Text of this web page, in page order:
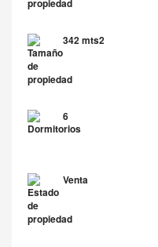
342 mts2
6
Venta